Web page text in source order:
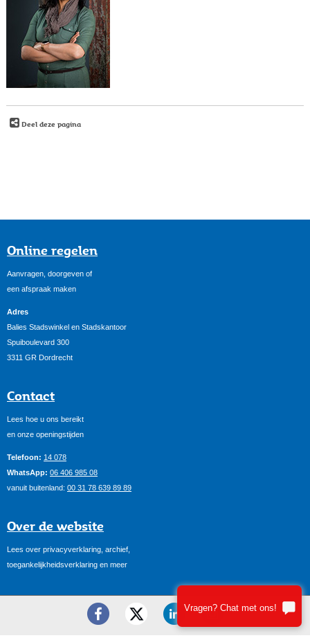
Deel deze pagina
Online regelen
Aanvragen, doorgeven of
een afspraak maken
Adres
Balies Stadswinkel en Stadskantoor
Spuiboulevard 300
3311 GR Dordrecht
Contact
Lees hoe u ons bereikt
en onze openingstijden
Telefoon: 14 078
WhatsApp: 06 406 985 08
vanuit buitenland: 00 31 78 639 89 89
Over de website
Lees over privacyverklaring, archief,
toegankelijkheidsverklaring en meer